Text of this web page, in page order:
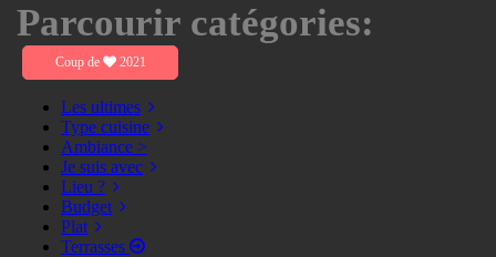
Parcourir catégories:
Coup de 2021
Les ultimes
Type cuisine
Ambiance >
Je suis avec
Lieu ?
Budget
Plat
Terrasses